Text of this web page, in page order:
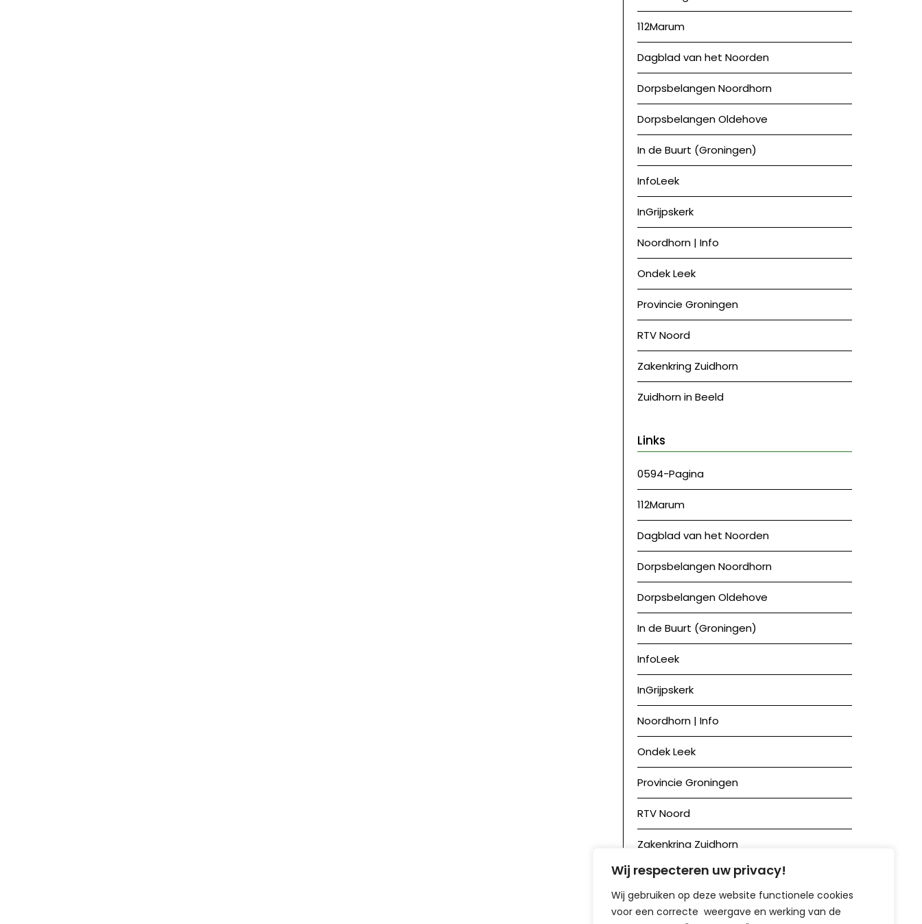
Wij respecteren uw privacy!
Wij gebruiken op deze website functionele cookies
voor een correcte weergave en werking van de
112Marum
Dagblad van het Noorden
Dorpsbelangen Noordhorn
Dorpsbelangen Oldehove
In de Buurt (Groningen)
InfoLeek
InGrijpskerk
Noordhorn | Info
Ondek Leek
Provincie Groningen
RTV Noord
Zakenkring Zuidhorn
Zuidhorn in Beeld
Links
0594-Pagina
112Marum
Dagblad van het Noorden
Dorpsbelangen Noordhorn
Dorpsbelangen Oldehove
In de Buurt (Groningen)
InfoLeek
InGrijpskerk
Noordhorn | Info
Ondek Leek
Provincie Groningen
RTV Noord
Zakenkring Zuidhorn
Zuidhorn in Beeld
Achief